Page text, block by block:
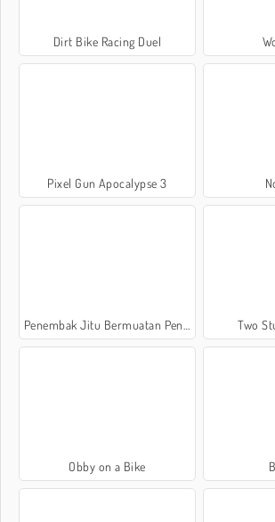
Dirt Bike Racing Duel
Pixel Gun Apocalypse 3
Penembak Jitu Bermuatan Penuh Two
Obby on a Bike